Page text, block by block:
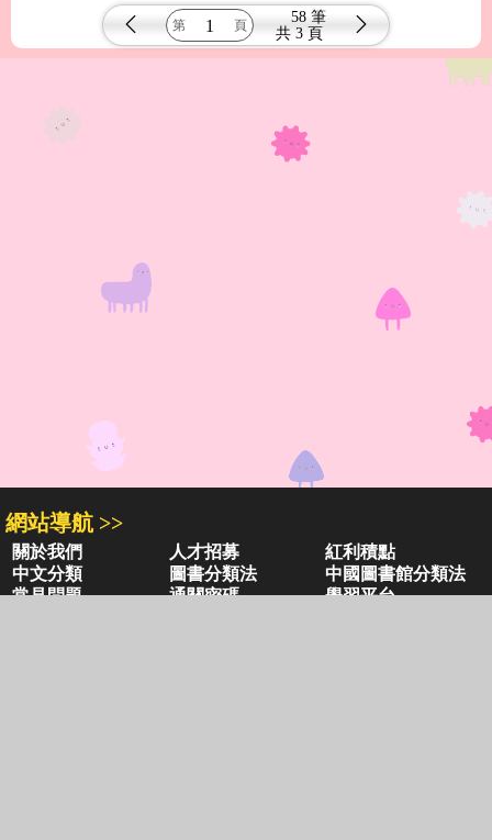
共
58 筆
3 頁
網站導航 >>
關於我們 人才招募
紅利積點
中文分類
圖書分類法
中國圖書館分類法
常見問題
通關密碼
學習平台